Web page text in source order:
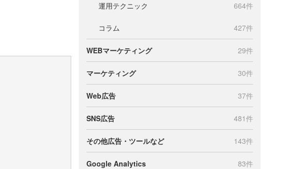
運用テクニック 664件
コラム 427件
WEBマーケティング 29件
マーケティング 30件
Web広告 37件
SNS広告 481件
その他広告・ツールなど 143件
Google Analytics 83件